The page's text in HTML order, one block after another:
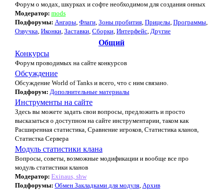
Форум о модах, шкурках и софте необходимом для создания онных
Модератор: mods
Подфорумы: Ангары, Флаги, Зоны пробития, Прицелы, Программы,
Озвучка, Иконки, Заставки, Сборки, Интерфейс, Другие
Общий
Конкурсы
Форум проводимых на сайте конкурсов
Обсуждение
Обсуждение World of Tanks и всего, что с ним связано.
Подфорум: Дополнительные материалы
Инструменты на сайте
Здесь вы можете задать свои вопросы, предложить и просто
высказаться о доступном на сайте инструментарии, таком как
Расширенная статистика, Сравнение игроков, Статистика кланов,
Статистка Сервера
Модуль статистики клана
Вопросы, советы, возможные модификации и вообще все про
модуль статистики кланов
Модератор: Exinaus, shw
Подфорумы: Обмен Закладками для модуля, Архив